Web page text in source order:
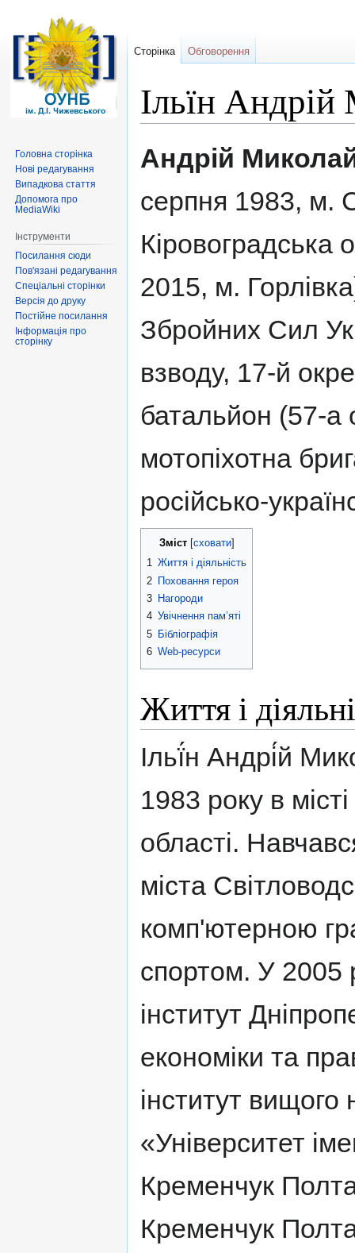
Ільїн
до
до
Андрій
серпня 1983, м.
Кіровоградська
2015, м.
Збройних Сил
взводу, 17-й
батальйон (57-а
мотопіхотна
російсько-
Зміст
1 Життя і діяльність
2 Поховання героя
3 Нагороди
4 Увічнення пам’яті
5 Бібліографія
6 Web-ресурси
Життя і
Ільї́н Андрі́й
1983 року в
області.
міста
комп'ютерною
спортом. У 2005
інститут
економіки та
інститут вищого
«Університет
Кременчук
Кременчук
Сторінка Обговорення
Головна сторінка
Нові редагування
Випадкова стаття
Допомога про
MediaWiki
Інструменти
Посилання сюди
Пов'язані редагування
Спеціальні сторінки
Версія до друку
Постійне посилання
Інформація про
сторінку